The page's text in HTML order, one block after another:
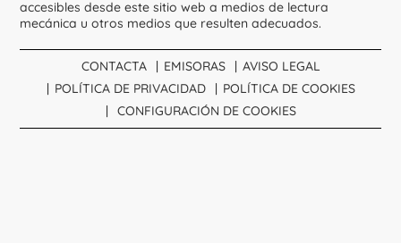
accesibles desde este sitio web a medios de lectura
mecánica u otros medios que resulten adecuados.
CONTACTA EMISORAS
AVISO LEGAL
POLÍTICA DE PRIVACIDAD
POLÍTICA DE COOKIES
CONFIGURACIÓN DE COOKIES